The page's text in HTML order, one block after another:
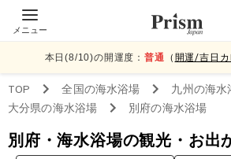
メニュー
本日(8/10)の開運度：普通 （ 開運/吉日カ
TOP 全国の海水浴場 九州の海水
大分県の海水浴場 別府の海水浴場
別府・海水浴場の観光・お出